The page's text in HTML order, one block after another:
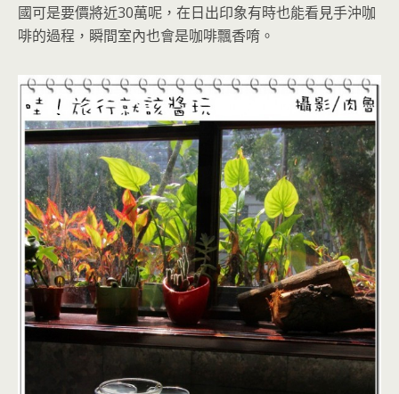
國可是要價將近30萬呢，在日出印象有時也能看見手沖咖
啡的過程，瞬間室內也會是咖啡飄香唷。